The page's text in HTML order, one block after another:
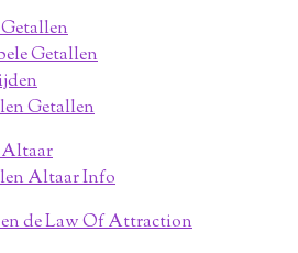
Getallen
Getallen
Altaar Info
de Law Of Attraction